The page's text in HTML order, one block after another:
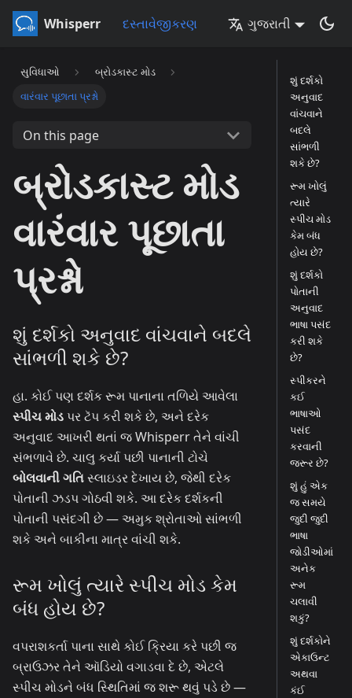
Whisperr દસ્તાવેજીકરણ ગુજરાતી
સુવિધાઓ
બ્રોડકાસ્ટ મોડ
વારંવાર પૂછાતા પ્રશ્નો
On this page
બ્રોડકાસ્ટ મોડ
વારંવાર પૂછાતા
પ્રશ્નો
શું દર્શકો અનુવાદ વાંચવાને બદલે
સાંભળી શકે છે?
હા. કોઈ પણ દર્શક રૂમ પાનાના તળિયે આવેલા
સ્પીચ મોડપર ટૅપ કરી શકે છે, અને દરેક
અનુવાદ આખરી થતાં જ Whisperr તેને વાંચી
સંભળાવે છે. ચાલુ કર્યા પછી પાનાની ટોચે
બોલવાની ગતિસ્લાઇડર દેખાય છે, જેથી દરેક
પોતાની ઝડપ ગોઠવી શકે. આ દરેક દર્શકની
પોતાની પસંદગી છે — અમુક શ્રોતાઓ સાંભળી
શકે અને બાકીના માત્ર વાંચી શકે.
રૂમ ખોલું ત્યારે સ્પીચ મોડ કેમ
બંધ હોય છે?
વપરાશકર્તા પાના સાથે કોઈ ક્રિયા કરે પછી જ
બ્રાઉઝર તેને ઑડિયો વગાડવા દે છે, એટલે
સ્પીચ મોડને બંધ સ્થિતિમાં જ શરૂ થવું પડે છે —
શું દર્શકો
અનુવાદ
વાંચવાને
બદલે
સાંભળી
શકે છે?
રૂમ ખોલું
ત્યારે
સ્પીચ મોડ
કેમ બંધ
હોય છે?
શું દર્શકો
પોતાની
અનુવાદ
ભાષા પસંદ
કરી શકે
છે?
સ્પીકરને
કઈ
ભાષાઓ
પસંદ
કરવાની
જરૂર છે?
શું હું એક
જ સમયે
જુદી જુદી
ભાષા
જોડીઓમાં
અનેક
રૂમ
ચલાવી
શકું?
શું દર્શકોને
એકાઉન્ટ
અથવા
કંઈ